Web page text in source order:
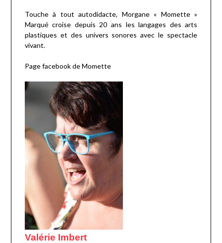
Touche à tout autodidacte, Morgane « Momette »
Marqué croise depuis 20 ans les langages des arts
plastiques et des univers sonores avec le spectacle
vivant.
Page facebook de Momette
Valérie Imbert